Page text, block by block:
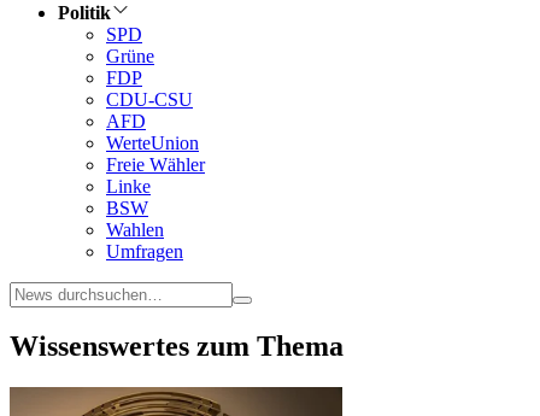
Politik
SPD
Grüne
FDP
CDU-CSU
AFD
WerteUnion
Freie Wähler
Linke
BSW
Wahlen
Umfragen
Wissenswertes zum Thema